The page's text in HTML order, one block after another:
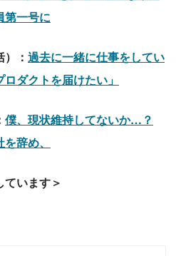
第一号に
： 過去に一緒に仕事をしてい
ダクトを届けたい」
僕、現状維持してないか…？
辞め、
ています＞